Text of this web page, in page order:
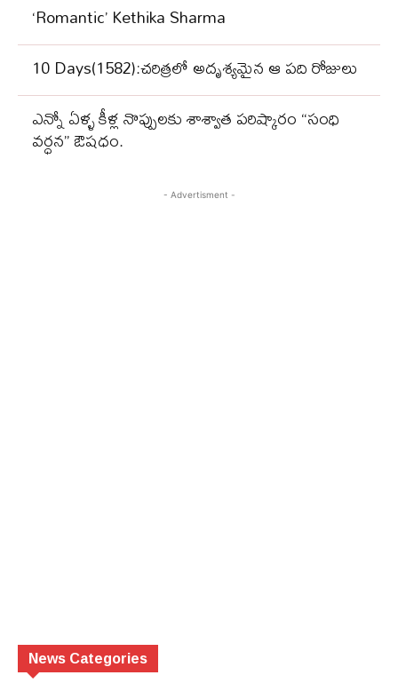
‘Romantic’ Kethika Sharma
10 Days(1582):చరిత్రలో అదృశ్యమైన ఆ పది రోజులు
ఎన్నో ఏళ్ళ కీళ్ల నొప్పులకు శాశ్వాత పరిష్కారం “సంధి
వర్ధన” ఔషధం.
- Advertisment -
News Categories